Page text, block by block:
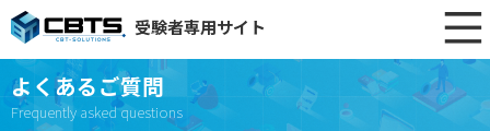
受験者専用サイト
よくあるご質問
Frequently asked questions